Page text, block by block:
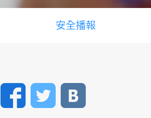
安全播報
FacebookTwitter